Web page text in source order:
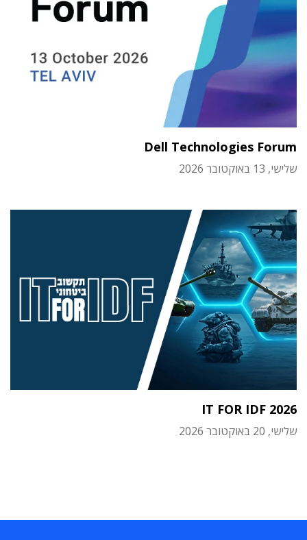
Dell Technologies Forum
שלישי, 13 באוקטובר 2026
IT FOR IDF 2026
שלישי, 20 באוקטובר 2026